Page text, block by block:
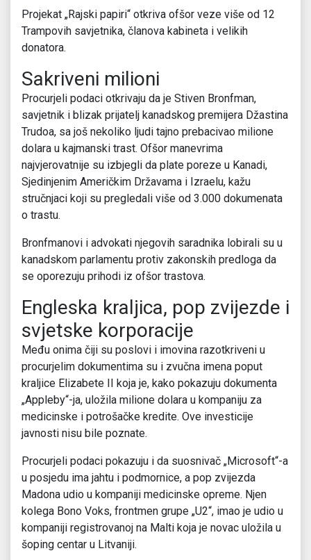
Projekat „Rajski papiri“ otkriva ofšor veze više od 12
Trampovih savjetnika, članova kabineta i velikih
donatora.
Sakriveni milioni
Procurjeli podaci otkrivaju da je Stiven Bronfman,
savjetnik i blizak prijatelj kanadskog premijera Džastina
Trudoa, sa još nekoliko ljudi tajno prebacivao milione
dolara u kajmanski trast. Ofšor manevrima
najvjerovatnije su izbjegli da plate poreze u Kanadi,
Sjedinjenim Američkim Državama i Izraelu, kažu
stručnjaci koji su pregledali više od 3.000 dokumenata
o trastu.
Bronfmаnovi i advokati njegovih saradnika lobirali su u
kanadskom parlamentu protiv zakonskih predloga da
se oporezuju prihodi iz ofšor trastova.
Engleska kraljica, pop zvijezde i
svjetske korporacije
Među onima čiji su poslovi i imovina razotkriveni u
procurjelim dokumentima su i zvučna imena poput
kraljice Elizabete II koja je, kako pokazuju dokumenta
„Appleby“-ja, uložila milione dolara u kompaniju za
medicinske i potrošačke kredite. Ove investicije
javnosti nisu bile poznate.
Procurjeli podaci pokazuju i da suosnivač „Microsoft“-a
u posjedu ima jahtu i podmornice, a pop zvijezda
Madona udio u kompaniji medicinske opreme. Njen
kolega Bono Voks, frontmen grupe „U2“, imao je udio u
kompaniji registrovanoj na Malti koja je novac uložila u
šoping centar u Litvaniji.